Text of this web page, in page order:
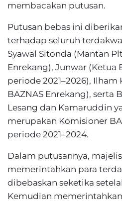
membacakan putusan.
Putusan bebas ini
terhadap seluruh
Syawal Sitonda (Mantan
Enrekang), Junwar (Ketua
periode 2021–2026),
BAZNAS Enrekang), serta
Lesang dan Kamaruddin
merupakan Komisioner
periode 2021–2024.
Dalam putusannya,
memerintahkan para
dibebaskan seketika
Kemudian